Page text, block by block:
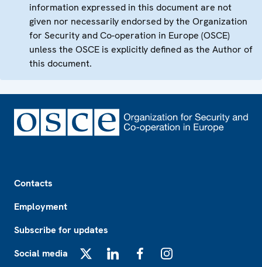
information expressed in this document are not
given nor necessarily endorsed by the Organization
for Security and Co-operation in Europe (OSCE)
unless the OSCE is explicitly defined as the Author of
this document.
Contacts
Employment
Subscribe for updates
Social media